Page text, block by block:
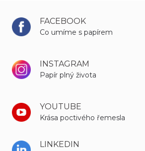
FACEBOOK
Co umíme s papírem
INSTAGRAM
Papír plný života
YOUTUBE
Krása poctivého řemesla
LINKEDIN